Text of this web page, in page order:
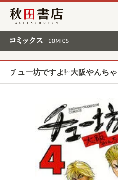
秋田書店
チュー坊ですよ!~大阪やんち